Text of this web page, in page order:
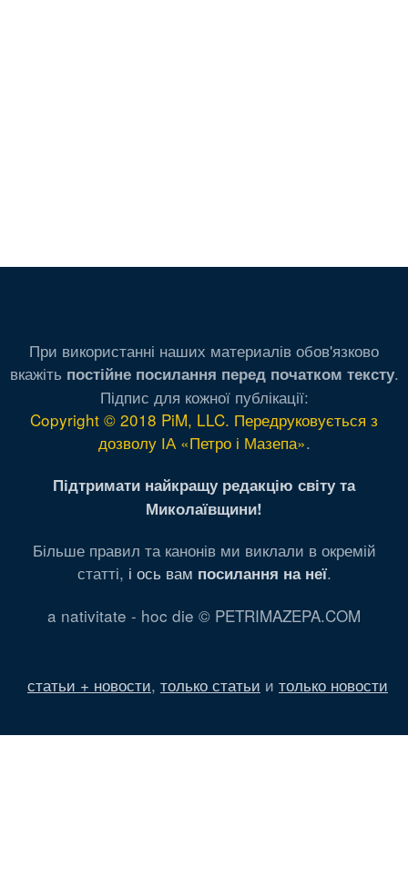
При використанні наших материалів обов'язково
вкажіть постійне посилання перед початком тексту.
Підпис для кожної публікації:
Copyright © 2018 PiM, LLC. Передруковується з
дозволу ІА «Петро і Мазепа».
Підтримати найкращу редакцію світу та
Миколаївщини!
Більше правил та канонів ми виклали в окремій
статті, і ось вам посилання на неї.
a nativitate - hoc die © PETRIMAZEPA.COM
статьи + новости, только статьи и только новости